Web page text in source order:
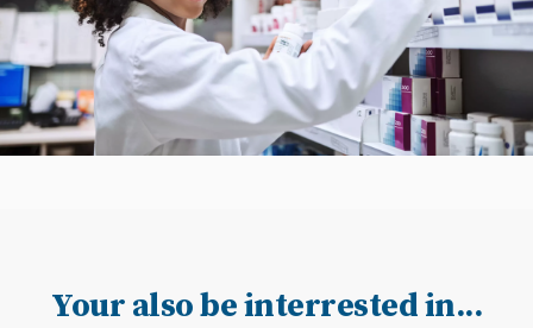
Your also be interrested in...